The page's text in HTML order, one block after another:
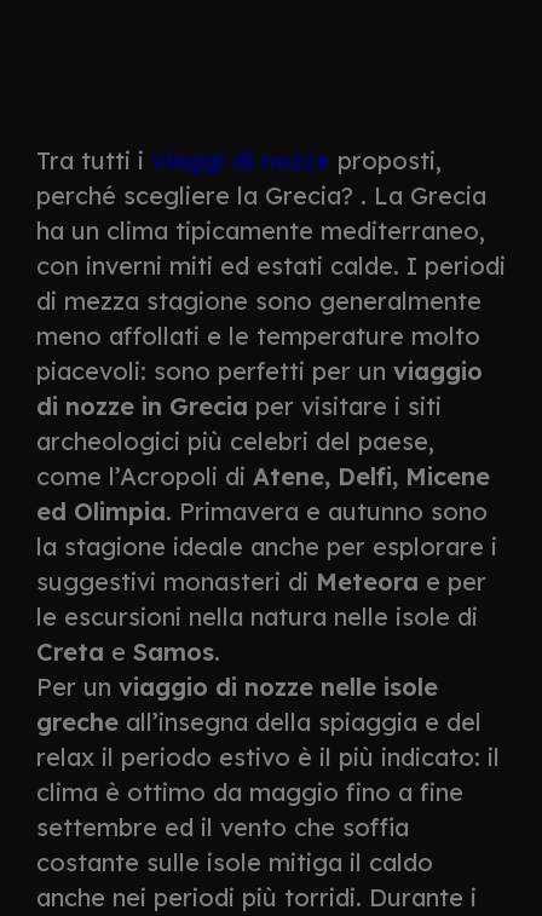
Tra tutti i viaggi di nozzeproposti,
perché scegliere la Grecia? . La Grecia
ha un clima tipicamente mediterraneo,
con inverni miti ed estati calde. I periodi
di mezza stagione sono generalmente
meno affollati e le temperature molto
piacevoli: sono perfetti per un viaggio
di nozze in Grecia per visitare i siti
archeologici più celebri del paese,
come l’Acropoli di Atene, Delfi, Micene
ed Olimpia. Primavera e autunno sono
la stagione ideale anche per esplorare i
suggestivi monasteri di Meteora e per
le escursioni nella natura nelle isole di
Creta e Samos.
Per un viaggio di nozze nelle isole
grecheall’insegna della spiaggia e del
relax il periodo estivo è il più indicato: il
clima è ottimo da maggio fino a fine
settembre ed il vento che soffia
costante sulle isole mitiga il caldo
anche nei periodi più torridi. Durante i